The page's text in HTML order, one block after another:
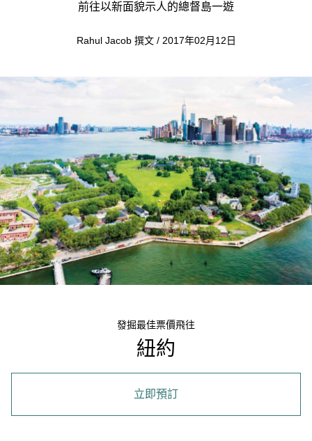
前往以新面貌示人的總督島一遊
Rahul Jacob 撰文 / 2017年02月12日
發掘最佳票價飛往
紐約
立即預訂